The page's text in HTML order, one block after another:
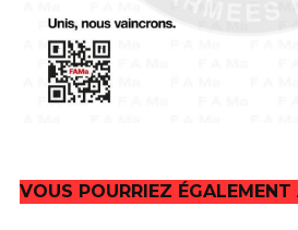
VOUS POURRIEZ ÉGALEMENT